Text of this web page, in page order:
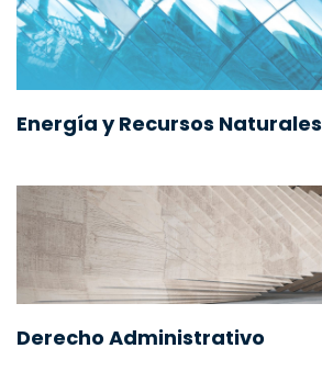
Energía y Recursos Naturales
Derecho Administrativo